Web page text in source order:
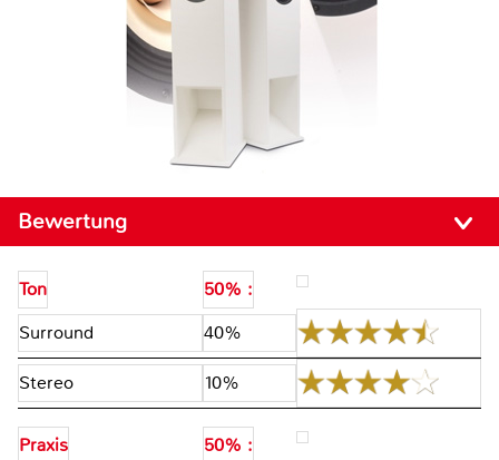
Bewertung
Ton
50% :
Surround
40%
Stereo 10%
Praxis
50% :